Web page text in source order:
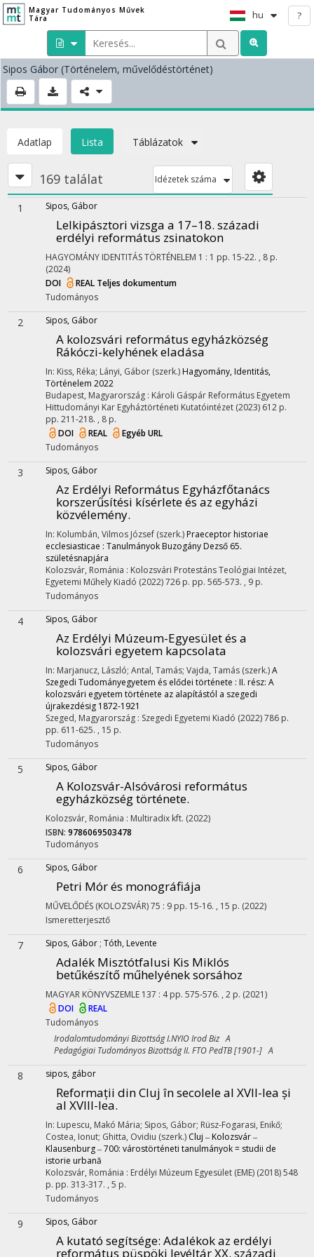
Magyar Tudományos Művek
Tára
hu ?
Sipos Gábor (Történelem, művelődéstörténet)
Adatlap Lista Táblázatok
169 találat Idézetek száma
1 Sipos, Gábor
Lelkipásztori vizsga a 17–18. századi
erdélyi református zsinatokon
HAGYOMÁNY IDENTITÁS TÖRTÉNELEM 1 : 1 pp. 15-22. , 8 p.
(2024)
DOI
REAL Teljes dokumentum
Tudományos
2 Sipos, Gábor
A kolozsvári református egyházközség
Rákóczi-kelyhének eladása
In: Kiss, Réka; Lányi, Gábor (szerk.) Hagyomány, Identitás,
Történelem 2022
Budapest, Magyarország : Károli Gáspár Református Egyetem
Hittudományi Kar Egyháztörténeti Kutatóintézet (2023) 612 p.
pp. 211-218. , 8 p.
DOI
REAL
Egyéb URL
Tudományos
3 Sipos, Gábor
Az Erdélyi Református Egyházfőtanács
korszerűsítési kísérlete és az egyházi
közvélemény.
In: Kolumbán, Vilmos József (szerk.) Praeceptor historiae
ecclesiasticae : Tanulmányok Buzogány Dezső 65.
születésnapjára
Kolozsvár, Románia : Kolozsvári Protestáns Teológiai Intézet,
Egyetemi Műhely Kiadó (2022)726 p. pp. 565-573. , 9 p.
Tudományos
4 Sipos, Gábor
Az Erdélyi Múzeum-Egyesület és a
kolozsvári egyetem kapcsolata
In: Marjanucz, László; Antal, Tamás; Vajda, Tamás (szerk.)A
Szegedi Tudományegyetem és elődei története : II. rész: A
kolozsvári egyetem története az alapítástól a szegedi
újrakezdésig 1872-1921
Szeged, Magyarország : Szegedi Egyetemi Kiadó (2022)786 p.
pp. 611-625. , 15 p.
Tudományos
5 Sipos, Gábor
A Kolozsvár-Alsóvárosi református
egyházközség története.
Kolozsvár, Románia : Multiradix kft. (2022)
ISBN: 9786069503478
Tudományos
6 Sipos, Gábor
Petri Mór és monográfiája
MŰVELŐDÉS (KOLOZSVÁR)75 : 9 pp. 15-16. , 15 p. (2022)
Ismeretterjesztő
7 Sipos, Gábor ; Tóth, Levente
Adalék Misztótfalusi Kis Miklós
betűkészítő műhelyének sorsához
MAGYAR KÖNYVSZEMLE 137 : 4 pp. 575-576. , 2 p. (2021)
DOI
REAL
Tudományos
Irodalomtudományi Bizottság I.NYIO Irod Biz A
Pedagógiai Tudományos Bizottság II. FTO PedTB [1901-] A
8 sipos, gábor
Reformații din Cluj în secolele al XVII-lea și
al XVIII-lea.
In: Lupescu, Makó Mária; Sipos, Gábor; Rüsz-Fogarasi, Enikő;
Costea, Ionut; Ghitta, Ovidiu (szerk.) Cluj ‒ Kolozsvár ‒
Klausenburg ‒ 700: várostörténeti tanulmányok = studii de
istorie urbană
Kolozsvár, Románia : Erdélyi Múzeum Egyesület (EME) (2018)548
p. pp. 313-317. , 5 p.
Tudományos
9 Sipos, Gábor
A kutató segítsége: Adalékok az erdélyi
református püspöki levéltár XX. századi